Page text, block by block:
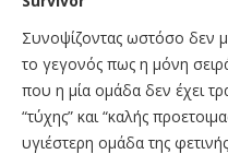
Συνοψίζοντας ωστόσο δεν
το γεγονός πως η μόνη σειρά
που η μία ομάδα δεν έχει
“τύχης” και “καλής
υγιέστερη ομάδα της